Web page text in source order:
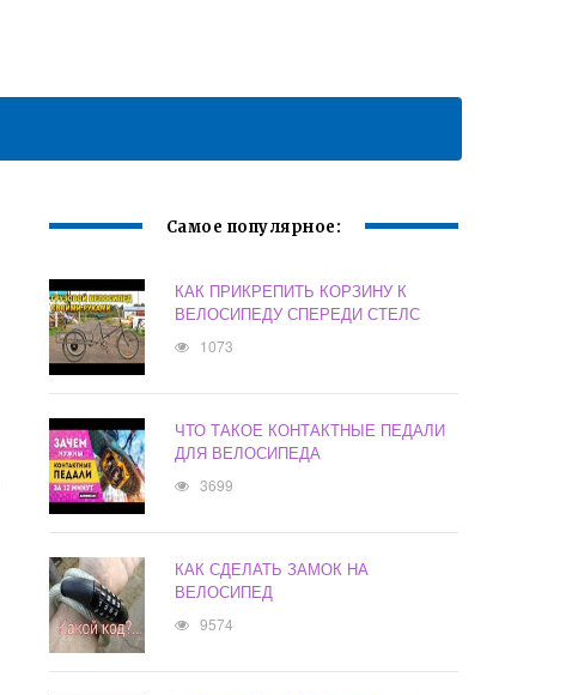
Самое популярное:
КАК ПРИКРЕПИТЬ КОРЗИНУ К
ВЕЛОСИПЕДУ СПЕРЕДИ СТЕЛС
1073
ЧТО ТАКОЕ КОНТАКТНЫЕ ПЕДАЛИ
ДЛЯ ВЕЛОСИПЕДА
3699
КАК СДЕЛАТЬ ЗАМОК НА
ВЕЛОСИПЕД
9574